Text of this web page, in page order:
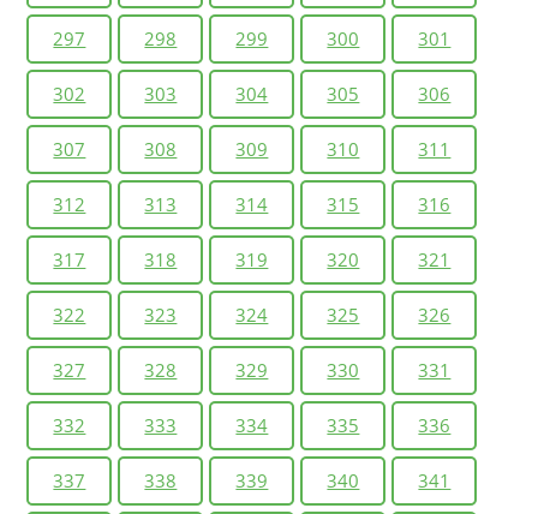
297 298 299 300 301
302 303 304 305 306
307 308 309 310 311
312 313 314 315 316
317 318 319 320 321
322 323 324 325 326
327 328 329 330 331
332 333 334 335 336
337 338 339 340 341